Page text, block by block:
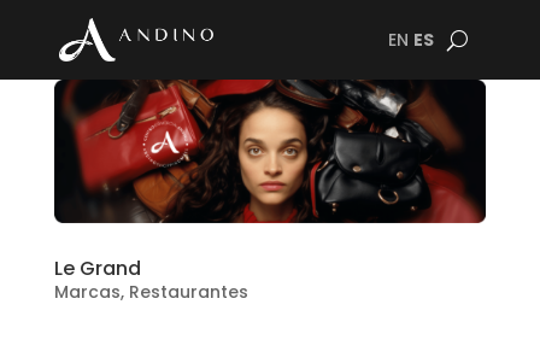
EN ES
Le Grand
Marcas, Restaurantes